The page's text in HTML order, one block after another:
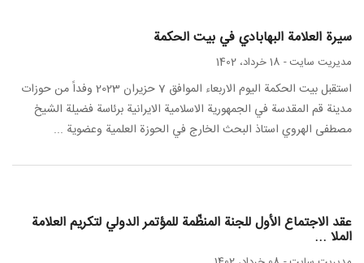
سيرة العلامة البهابادي في بيت الحكمة
مدیریت سایت- 18 خرداد، 1402
استقبل بيت الحكمة اليوم الاربعاء الموافق 7 حزيران 2023 وفداً من حوزات
مدينة قم المقدسة في الجمهورية الاسلامية الايرانية برئاسة فضيلة الشيخ
مصطفى الهروي استاذ البحث الخارج في الحوزة العلمية وعضوية ...
عقد الاجتماع الأول للجنة المنظّمة للمؤتمر الدولي لتكريم العلامة
الملا ...